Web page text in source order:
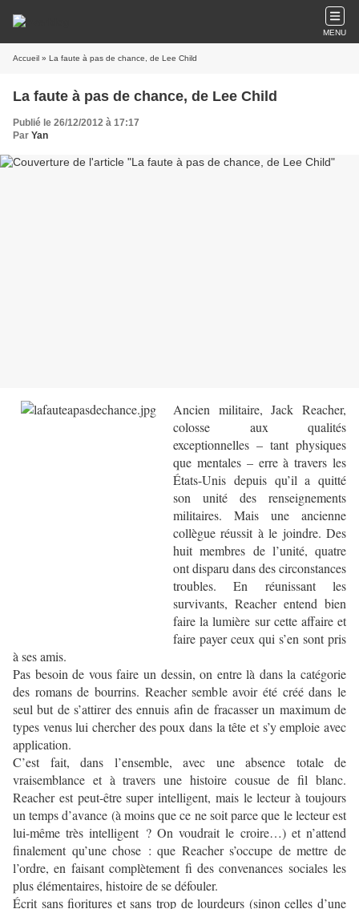
MENU
Accueil » La faute à pas de chance, de Lee Child
La faute à pas de chance, de Lee Child
Publié le 26/12/2012 à 17:17
Par Yan
Ancien militaire, Jack Reacher,
colosse aux qualités
exceptionnelles – tant physiques
que mentales – erre à travers les
États-Unis depuis qu’il a quitté
son unité des renseignements
militaires. Mais une ancienne
collègue réussit à le joindre. Des
huit membres de l’unité, quatre
ont disparu dans des circonstances
troubles. En réunissant les
survivants, Reacher entend bien
faire la lumière sur cette affaire et
faire payer ceux qui s’en sont pris
à ses amis.
Pas besoin de vous faire un dessin, on entre là dans la catégorie
des romans de bourrins. Reacher semble avoir été créé dans le
seul but de s’attirer des ennuis afin de fracasser un maximum de
types venus lui chercher des poux dans la tête et s’y emploie avec
application.
C’est fait, dans l’ensemble, avec une absence totale de
vraisemblance et à travers une histoire cousue de fil blanc.
Reacher est peut-être super intelligent, mais le lecteur à toujours
un temps d’avance (à moins que ce ne soit parce que le lecteur est
lui-même très intelligent ? On voudrait le croire…) et n’attend
finalement qu’une chose : que Reacher s’occupe de mettre de
l’ordre, en faisant complètement fi des convenances sociales les
plus élémentaires, histoire de se défouler.
Écrit sans fioritures et sans trop de lourdeurs (sinon celles d’une